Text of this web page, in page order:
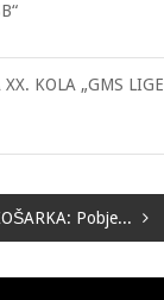
KOLA „GMS LIGE
SENIORSKA KOŠARKA: Pobjede Proma, Iskre, Gen-Stara i Prvog koša, porazi Novog Travnika i OKK Viteza!